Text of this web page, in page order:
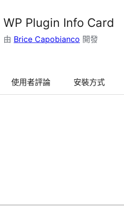
WP Plugin Info Card
由 Brice Capobianco 開發
使用者評論 安裝方式